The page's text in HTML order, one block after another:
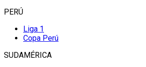
PERÚ
Liga 1
Copa Perú
SUDAMÉRICA